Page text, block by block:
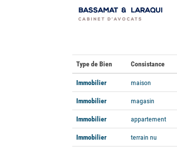
Type de Bien Consistance
Immobilier maison
Immobilier magasin
Immobilier appartement
Immobilier terrain nu